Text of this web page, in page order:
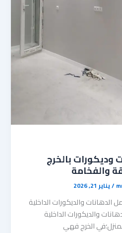
بالخرج
والفخامة
/يناير 21, 2026
الدهانات والديكورات الداخلية
والديكورات الداخلية
الخرج فهي